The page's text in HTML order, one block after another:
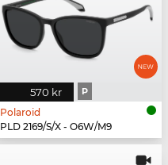
570 kr P
Polaroid
PLD 2169/S/X - O6W/M9